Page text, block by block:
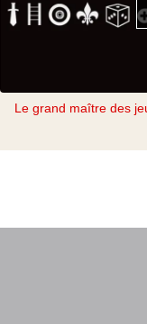
Le grand maître des